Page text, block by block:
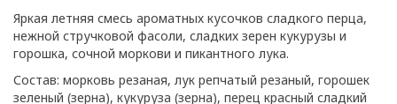
Яркая летняя смесь ароматных кусочков сладкого перца,
нежной стручковой фасоли, сладких зерен кукурузы и
горошка, сочной моркови и пикантного лука.
Состав: морковь резаная, лук репчатый резаный, горошек
зеленый (зерна), кукуруза (зерна), перец красный сладкий